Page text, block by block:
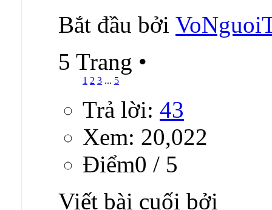
Bắt đầu bởi
5 Trang •
1 2 3 ... 5
Trả lời: 43
Xem: 20,022
Ðiểm0 / 5
Viết bài cuối bởi